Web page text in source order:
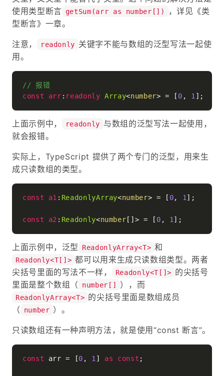
使用类型断言 getSum(arr as number[])
，详见《类
型断言》一章。
注意， readonly 关键字不能与数组的泛型写法一起使
用。
// 报错
const
arr : readonly Array<number> = [ 0 , 1
上面示例中， readonly 与数组的泛型写法一起使用，
就会报错。
实际上，TypeScript 提供了两个专门的泛型，用来生
成只读数组的类型。
const a1 : ReadonlyArray<number> = [ 0, 1 ];
const a2 : Readonly<number []> = [ 0 , 1
上面示例中，泛型 ReadonlyArray<T> 和
Readonly<T[]> 都可以用来生成只读数组类型。两者
尖括号里面的写法不一样，
Readonly<T[]> 的尖括号
里面是整个数组（
number[] ），而
ReadonlyArray<T> 的尖括号里面是数组成员
（
number ）。
只读数组还有一种声明方法，就是使用“const 断言”。
const arr = [0 , 1 ] as const ;